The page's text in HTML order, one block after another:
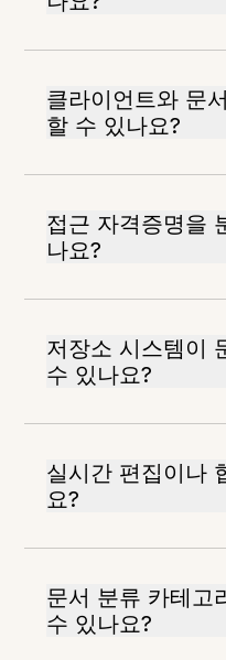
클라이언트와 문
할 수 있나요?
접근 자격증명을
나요?
저장소 시스템이
수 있나요?
실시간 편집이나
요?
문서 분류 카테고
수 있나요?